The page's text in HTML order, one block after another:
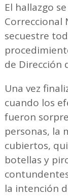
El hallazgo
Correccional
secuestre
de Dirección
Una vez
cuando los
fueron
personas, la
cubiertos,
botellas y
la intención